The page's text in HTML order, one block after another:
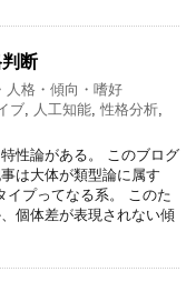
断
人格・傾向・嗜好
ブ 人工知能 性格分析
性論がある。 このブログ
は大体が類型論に属す
プってなる系。 このた
個体差が表現されない傾